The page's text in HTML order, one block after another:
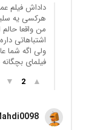
داداش فیلم عملا
هرکسی یه
من واقعا
اشتباهاتی
ولی اگه شما
فیلمای
▲
2
▼